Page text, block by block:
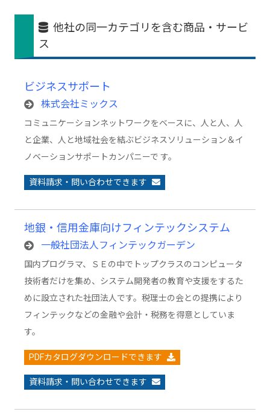
他社の同一カテゴリを含む商品・サービ
ス
ビジネスサポート
株式会社ミックス
コミュニケーションネットワークをベースに、人と人、人
と企業、人と地域社会を結ぶビジネスソリューション＆イ
ノベーションサポートカンパニーで す。
資料請求・問い合わせできます
地銀・信用金庫向けフィンテックシステム
一般社団法人フィンテックガーデン
国内プログラマ、ＳＥの中でトップクラスのコンピュータ
技術者だけを集め、システム開発者の教育や支援をするた
めに設立された社団法人です。税理士の会との提携により
フィンテックなどの金融や会計・税務を得意としていま
す。
PDFカタログダウンロードできます
資料請求・問い合わせできます